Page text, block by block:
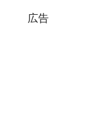
広告